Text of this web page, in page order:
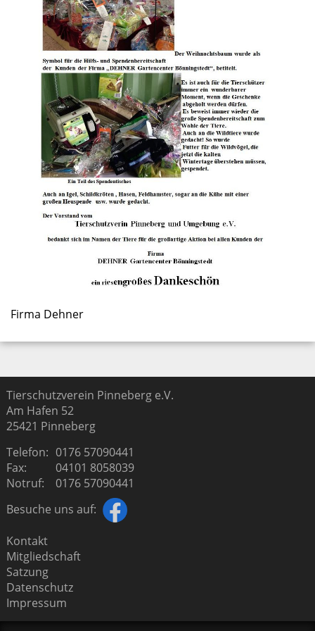
Pinnwand
Kontakt
Firma Dehner
Tierschutzverein Pinneberg e.V.
Am Hafen 52
25421 Pinneberg
Telefon: 0176 57090441
Fax:
04101 8058039
Notruf:
0176 57090441
Besuche uns auf:
Kontakt
Mitgliedschaft
Satzung
Datenschutz
Impressum